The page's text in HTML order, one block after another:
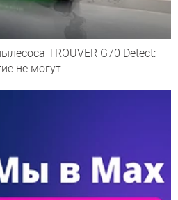
TROUVER G70 Detect:
не могут